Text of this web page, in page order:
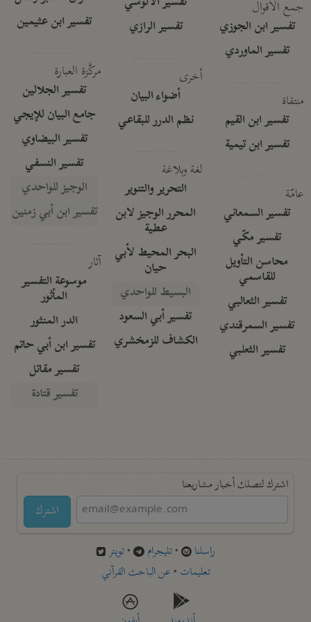
جمع الأقوال
تفسير ابن الجوزي
تفسير الماوردي
منتقاة
تفسير ابن القيم
تفسير ابن تيمية
عامّة
تفسير السمعاني
تفسير مكّي
محاسن التأويل
للقاسمي
تفسير الثعالبي
تفسير السمرقندي
تفسير الثعلبي
تفسير الرازي
أخرى
أضواء البيان
نظم الدرر للبقاعي
لغة وبلاغة
التحرير والتنوير
المحرر الوجيز لابن
عطية
البحر المحيط لأبي
حيان
البسيط للواحدي
تفسير أبي السعود
الكشاف للزمخشري
تفسير ابن عثيمين
مركَّزة العبارة
تفسير الجلالين
جامع البيان للإيجي
تفسير البيضاوي
تفسير النسفي
الوجيز للواحدي
تفسير ابن أبي زمنين
آثار
موسوعة التفسير
المأثور
الدر المنثور
تفسير ابن أبي حاتم
تفسير مقاتل
تفسير قتادة
اشترك لتصلك أخبار مشاريعنا
اشترك
راسلنا •تليجرام •تويتر
تعليمات •عن الباحث القرآني